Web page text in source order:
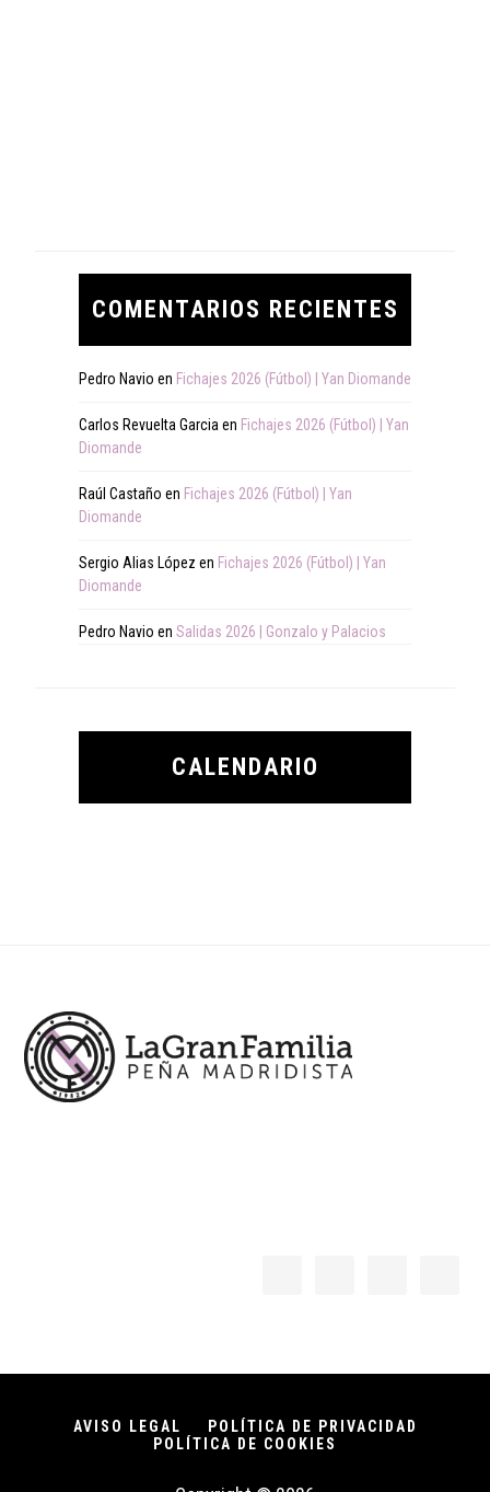
COMENTARIOS RECIENTES
Pedro Navio en Fichajes 2026 (Fútbol) | Yan Diomande
Carlos Revuelta Garcia en Fichajes 2026 (Fútbol) | Yan
Diomande
Raúl Castaño en Fichajes 2026 (Fútbol) | Yan
Diomande
Sergio Alias López en Fichajes 2026 (Fútbol) | Yan
Diomande
Pedro Navio en Salidas 2026 | Gonzalo y Palacios
CALENDARIO
AVISO LEGAL
POLÍTICA DE PRIVACIDAD
POLÍTICA DE COOKIES